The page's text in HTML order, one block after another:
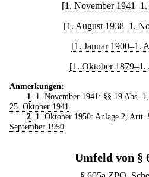
[1. November
[1. August 1938–1.
[1. Januar 1900–1.
[1. Oktober 1879–1.
Anmerkungen:
1. 1. November 1941: §§ 19 Abs.
25. Oktober 1941.
2. 1. Oktober 1950: Anlage 2, Artt.
September 1950.
Umfeld von §